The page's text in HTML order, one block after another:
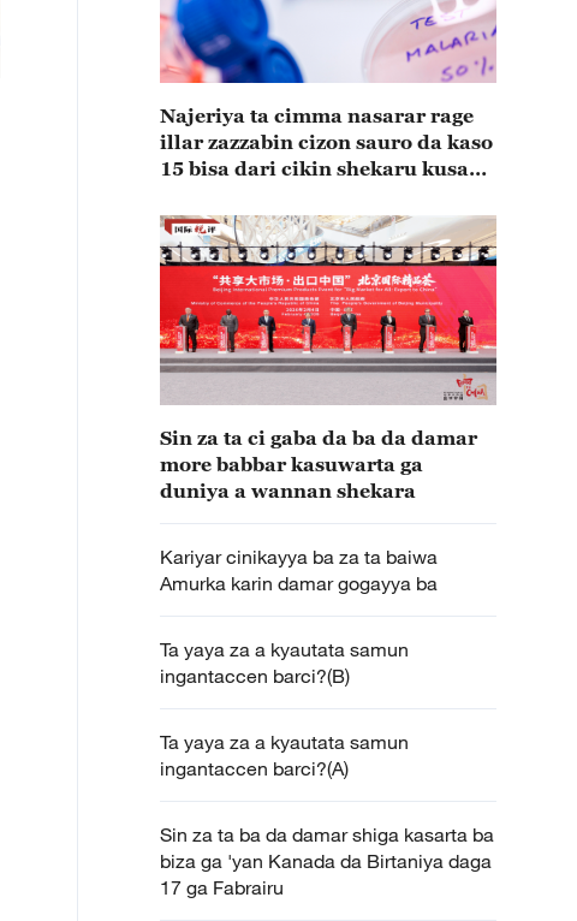
Najeriya ta cimma nasarar rage
illar zazzabin cizon sauro da kaso
15 bisa dari cikin shekaru kusan
Sin za ta ci gaba da ba da damar
more babbar kasuwarta ga
duniya a wannan shekara
Kariyar cinikayya ba za ta baiwa
Amurka karin damar gogayya ba
Ta yaya za a kyautata samun
ingantaccen barci?(B)
Ta yaya za a kyautata samun
ingantaccen barci?(A)
Sin za ta ba da damar shiga kasarta ba
biza ga 'yan Kanada da Birtaniya daga
17 ga Fabrairu